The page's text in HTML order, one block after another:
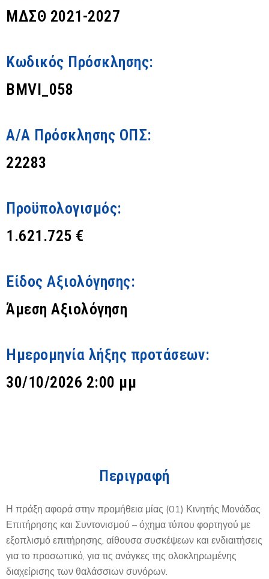
ΜΔΣΘ 2021-2027
Κωδικός Πρόσκλησης:
BMVI_058
Α/Α Πρόσκλησης ΟΠΣ:
22283
Προϋπολογισμός:
1.621.725 €
Είδος Αξιολόγησης:
Άμεση Αξιολόγηση
Ημερομηνία λήξης προτάσεων:
30/10/2026 2:00 μμ
Περιγραφή
Η πράξη αφορά στην προμήθεια μίας (01) Κινητής Μονάδας
Επιτήρησης και Συντονισμού – όχημα τύπου φορτηγού με
εξοπλισμό επιτήρησης, αίθουσα συσκέψεων και ενδιαιτήσεις
για το προσωπικό, για τις ανάγκες της ολοκληρωμένης
διαχείρισης των θαλάσσιων συνόρων.